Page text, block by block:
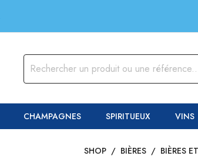
CHAMPAGNES SPIRITUEUX VINS
SHOP / BIÈRES / BIÈRES